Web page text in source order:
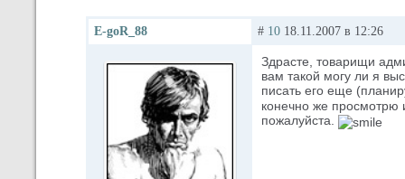
E-goR_88 # 10 18.11.2007 в 12:26
Здрасте, товарищи
вам такой могу ли я
писать его еще
конечно же просмотрю
пожалуйста.